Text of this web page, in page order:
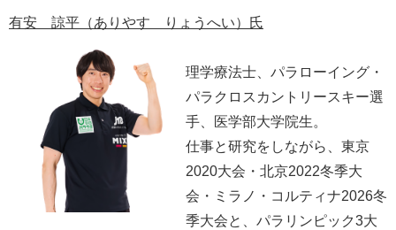
有安 諒平（ありやす りょうへい）氏
理学療法士、パラローイング・
パラクロスカントリースキー選
手、医学部大学院生。
仕事と研究をしながら、東京
2020大会・北京2022冬季大
会・ミラノ・コルティナ2026冬
季大会と、パラリンピック3大